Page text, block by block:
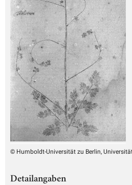
© Humboldt-Universität zu Berlin,
Detailangaben